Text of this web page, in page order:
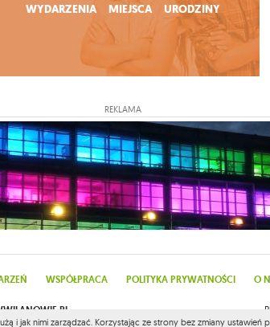
WYDARZENIA MIEJSCA URODZINY
REKLAMA
WSPÓŁPRACA POLITYKA PRYWATNOŚCI O
i jak nimi zarządzać. Korzystając ze strony bez zmiany ustawień